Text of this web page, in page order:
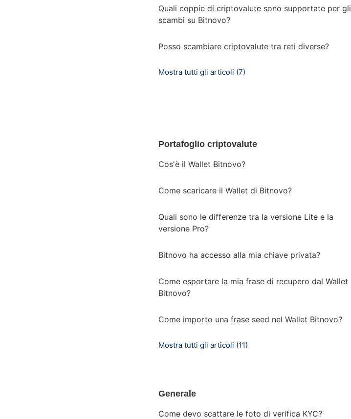
Quali coppie di criptovalute sono supportate per gli
scambi su Bitnovo?
Posso scambiare criptovalute tra reti diverse?
Mostra tutti gli articoli (7)
Portafoglio criptovalute
Cos'è il Wallet Bitnovo?
Come scaricare il Wallet di Bitnovo?
Quali sono le differenze tra la versione Lite e la
versione Pro?
Bitnovo ha accesso alla mia chiave privata?
Come esportare la mia frase di recupero dal Wallet
Bitnovo?
Come importo una frase seed nel Wallet Bitnovo?
Mostra tutti gli articoli (11)
Generale
Come devo scattare le foto di verifica KYC?